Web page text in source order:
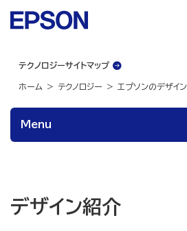
テクノロジーサイトマップ
ホーム テクノロジー エプソンのデザイン
Menu
デザイン紹介